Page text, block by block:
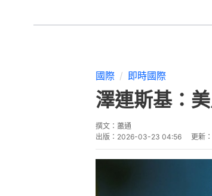
國際 即時國際
澤連斯基：
撰文： 蕭通
出版： 2026-03-23 04:56 更新：